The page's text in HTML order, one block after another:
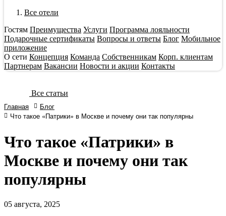
Все отели
Гостям Преимущества Услуги Программа лояльности
Подарочные сертификаты Вопросы и ответы Блог Мобильное
приложение
О сети Концепция Команда Собственникам Корп. клиентам
Партнерам Вакансии Новости и акции Контакты
Все статьи
Главная
Блог
Что такое «Патрики» в Москве и почему они так популярны
Что такое «Патрики» в
Москве и почему они так
популярны
05 августа, 2025